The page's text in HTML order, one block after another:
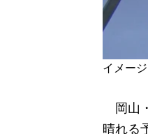
イメージ
岡山
晴れる